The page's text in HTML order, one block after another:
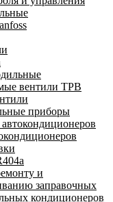
вентили ТРВ
приборы
и
заправочных
кондиционеров